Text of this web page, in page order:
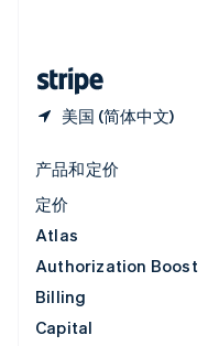
美国 (简体中文)
产品和定价
定价
Atlas
Authorization Boost
Billing
Capital